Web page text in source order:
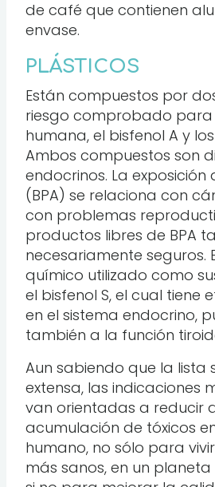
de café que contienen
envase.
PLÁSTICOS
Están compuestos por
riesgo comprobado para
humana, el bisfenol A y
Ambos compuestos son
endocrinos. La exposición
(BPA) se relaciona con
con problemas
productos libres de BPA
necesariamente seguros.
químico utilizado como
el bisfenol S, el cual tiene
en el sistema endocrino,
también a la función
Aun sabiendo que la lista
extensa, las indicaciones
van orientadas a reducir
acumulación de tóxicos
humano, no sólo para
más sanos, en un